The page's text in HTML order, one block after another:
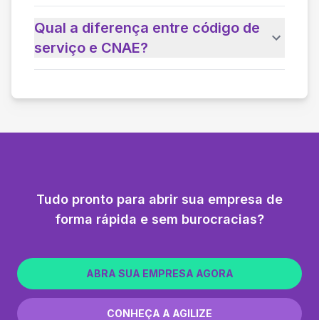
Qual a diferença entre código de
serviço e CNAE?
Tudo pronto para abrir sua empresa de
forma rápida e sem burocracias?
ABRA SUA EMPRESA AGORA
CONHEÇA A AGILIZE